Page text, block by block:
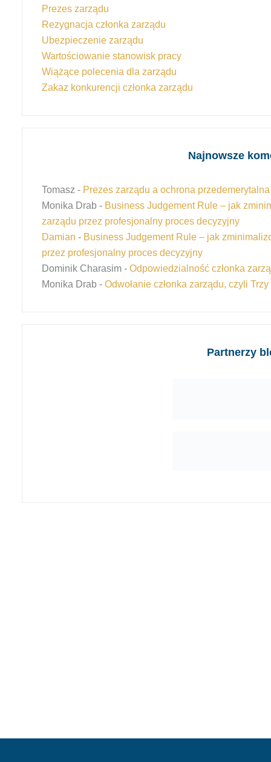
Prezes zarządu
Rezygnacja członka zarządu
Ubezpieczenie zarządu
Wartościowanie stanowisk pracy
Wiążące polecenia dla zarządu
Zakaz konkurencji członka zarządu
Najnowsze
Tomasz - Prezes zarządu a ochrona
Monika Drab - Business Judgement Rule – jak
zarządu przez profesjonalny proces decyzyjny
Damian - Business Judgement Rule – jak
przez profesjonalny proces decyzyjny
Dominik Charasim -Odpowiedzialność członka
Monika Drab -Odwołanie członka zarządu, czyli
Partnerzy